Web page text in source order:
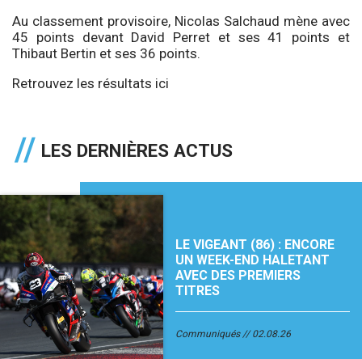
Au classement provisoire, Nicolas Salchaud mène avec
45 points devant David Perret et ses 41 points et
Thibaut Bertin et ses 36 points.
Retrouvez les résultats ici
LES DERNIÈRES ACTUS
LE VIGEANT (86) : ENCORE
UN WEEK-END HALETANT
AVEC DES PREMIERS
TITRES
Communiqués 02.08.26